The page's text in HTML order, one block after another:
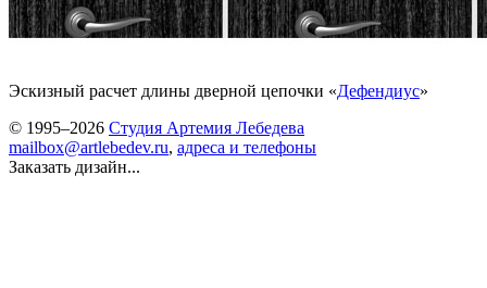
Эскизный расчет длины дверной цепочки «Дефендиус»
© 1995–2026 Студия Артемия Лебедева
mailbox@artlebedev.ru, адреса и телефоны
Заказать дизайн...